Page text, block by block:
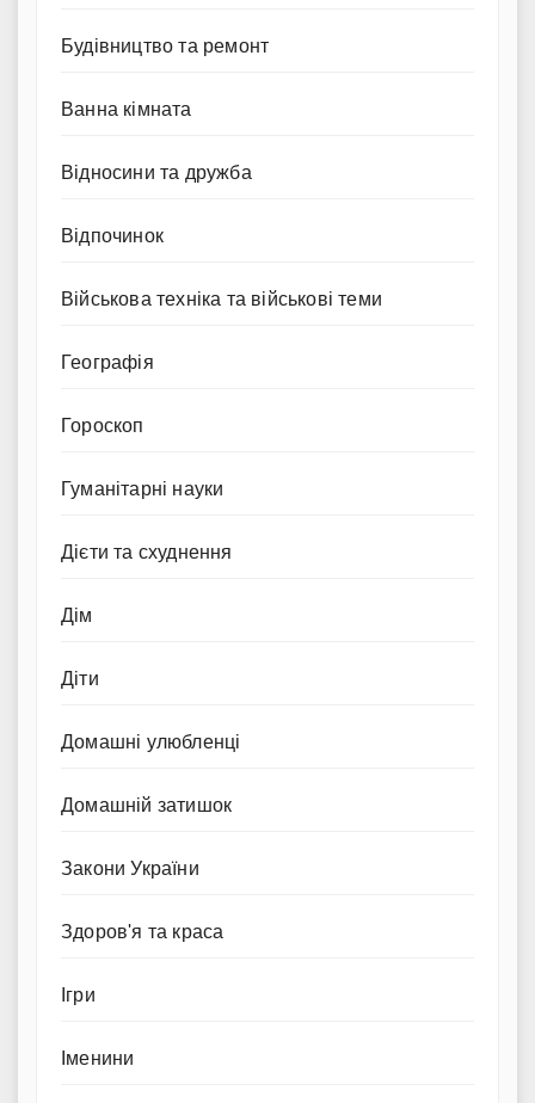
Будівництво та ремонт
Ванна кімната
Відносини та дружба
Відпочинок
Військова техніка та військові теми
Географія
Гороскоп
Гуманітарні науки
Дієти та схуднення
Дім
Діти
Домашні улюбленці
Домашній затишок
Закони України
Здоров'я та краса
Ігри
Іменини